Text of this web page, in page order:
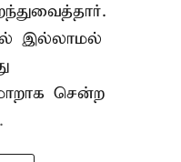
இல்லாமல்
சென்ற